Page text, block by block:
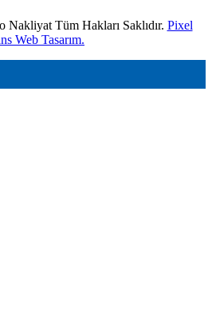
Tüm Hakları Saklıdır. Pixel
Web Tasarım.